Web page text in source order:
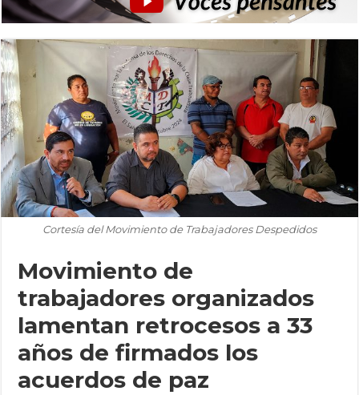
Cortesía del Movimiento de Trabajadores Despedidos
Movimiento de
trabajadores organizados
lamentan retrocesos a 33
años de firmados los
acuerdos de paz